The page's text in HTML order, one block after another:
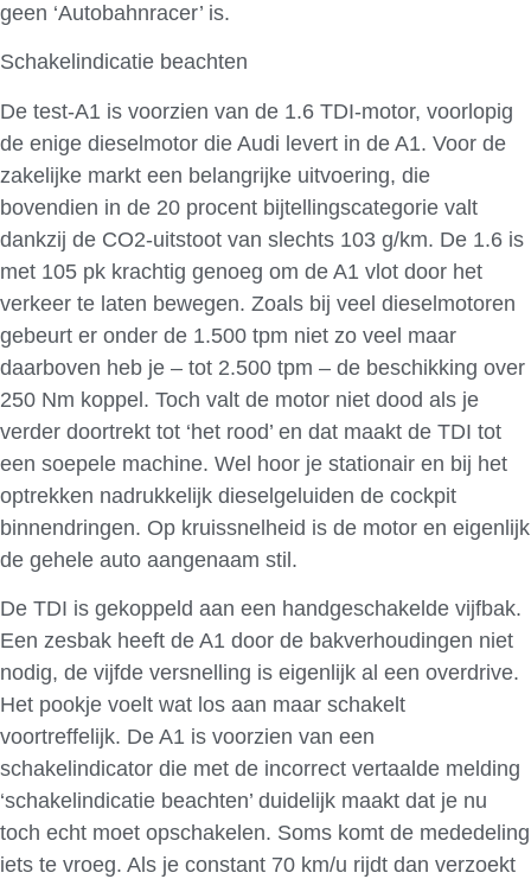
geen ‘Autobahnracer’ is.
Schakelindicatie beachten
De test-A1 is voorzien van de 1.6 TDI-motor, voorlopig
de enige dieselmotor die Audi levert in de A1. Voor de
zakelijke markt een belangrijke uitvoering, die
bovendien in de 20 procent bijtellingscategorie valt
dankzij de CO2-uitstoot van slechts 103 g/km. De 1.6 is
met 105 pk krachtig genoeg om de A1 vlot door het
verkeer te laten bewegen. Zoals bij veel dieselmotoren
gebeurt er onder de 1.500 tpm niet zo veel maar
daarboven heb je – tot 2.500 tpm – de beschikking over
250 Nm koppel. Toch valt de motor niet dood als je
verder doortrekt tot ‘het rood’ en dat maakt de TDI tot
een soepele machine. Wel hoor je stationair en bij het
optrekken nadrukkelijk dieselgeluiden de cockpit
binnendringen. Op kruissnelheid is de motor en eigenlijk
de gehele auto aangenaam stil.
De TDI is gekoppeld aan een handgeschakelde vijfbak.
Een zesbak heeft de A1 door de bakverhoudingen niet
nodig, de vijfde versnelling is eigenlijk al een overdrive.
Het pookje voelt wat los aan maar schakelt
voortreffelijk. De A1 is voorzien van een
schakelindicator die met de incorrect vertaalde melding
‘schakelindicatie beachten’ duidelijk maakt dat je nu
toch echt moet opschakelen. Soms komt de mededeling
iets te vroeg. Als je constant 70 km/u rijdt dan verzoekt